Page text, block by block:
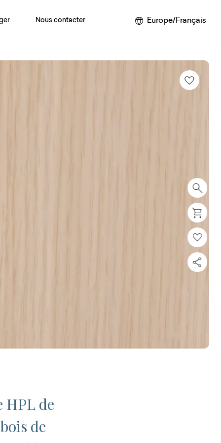
Nous contacter Europe/Français
HPL de
de